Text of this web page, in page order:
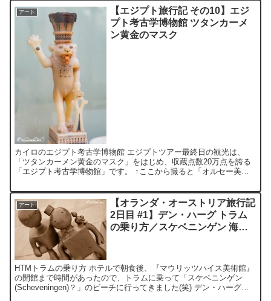
アート
【エジプト旅行記 その10】エジ
プト考古学博物館 ツタンカーメ
ン黄金のマスク
カイロのエジプト考古学博物館 エジプトツアー最終日の観光は、
「ツタンカーメン黄金のマスク」をはじめ、収蔵点数20万点を誇る
「エジプト考古学博物館」です。 ↑ここから撮ると「オルセー美術
アート
【オランダ・オーストリア旅行記
2日目 #1】デン・ハーグ トラム
の乗り方／スケベニンゲン 海沿
HTMトラムの乗り方 ホテルで朝食後、『マウリッツハイス美術館』
の開館まで時間があったので、トラムに乗って「スケベニンゲン
(Scheveningen)？」のビーチに行ってきました(笑) デン・ハーグの